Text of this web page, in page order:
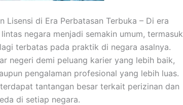
Lisensi di Era Perbatasan Terbuka – Di era
negara menjadi semakin umum, termasuk
terbatas pada praktik di negara asalnya.
negeri demi peluang karier yang lebih baik,
pengalaman profesional yang lebih luas.
tantangan besar terkait perizinan dan
di setiap negara.